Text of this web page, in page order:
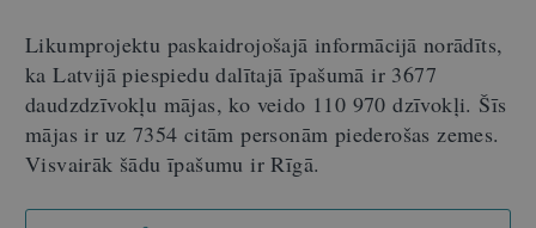
Likumprojektu paskaidrojošajā informācijā norādīts,
ka Latvijā piespiedu dalītajā īpašumā ir 3677
daudzdzīvokļu mājas, ko veido 110 970 dzīvokļi. Šīs
mājas ir uz 7354 citām personām piederošas zemes.
Visvairāk šādu īpašumu ir Rīgā.